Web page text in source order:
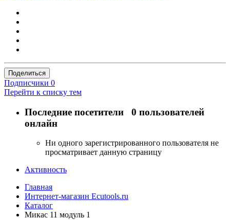
Поделиться
Подписчики 0
Перейти к списку тем
Последние посетители 0 пользователей
онлайн
Ни одного зарегистрированного пользователя не
просматривает данную страницу
Активность
Главная
Интернет-магазин Ecutools.ru
Каталог
Mикас 11 модуль 1